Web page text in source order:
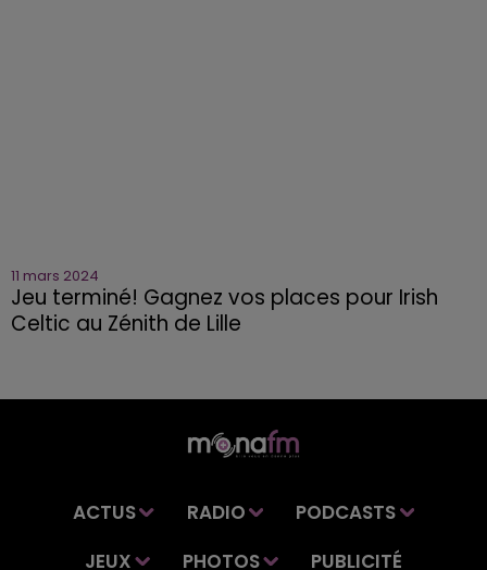
11 mars 2024
Jeu terminé! Gagnez vos places pour Irish
Celtic au Zénith de Lille
ACTUS RADIO
PODCASTS
JEUX
PHOTOS PUBLICITÉ